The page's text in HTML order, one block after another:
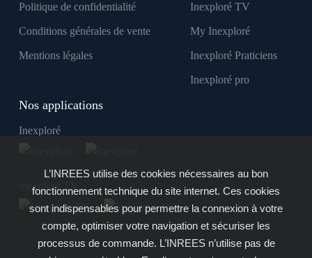
Politique de confidentialité
Conditions générales de vente
Mentions légales
Inexploré TV
My Inexploré
Inexploré Praticiens
Inexploré pro
Nos applications
Inexploré
Inexploré TV
L’INREES utilise des cookies nécessaires au bon
fonctionnement technique du site internet. Ces cookies
sont indispensables pour permettre la connexion à votre
compte, optimiser votre navigation et sécuriser les
processus de commande. L’INREES n’utilise pas de